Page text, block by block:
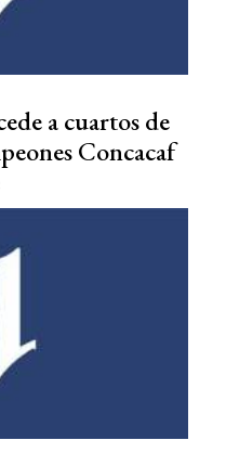
a cuartos de
Concacaf